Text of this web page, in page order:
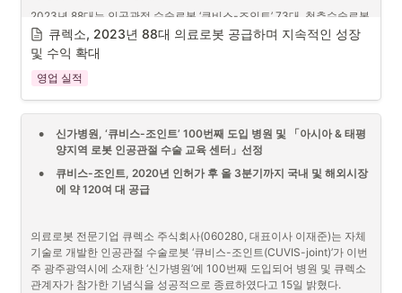
2023년 88대는 인공관절 수술로봇 ‘큐비스-조인트’ 73대, 척추수술로봇
‘큐비스-스파인’ 3대, 보행재활로봇 ‘모닝워크’ 8대 및 상지재활로봇 ‘인모
션’ 4대이다.
큐렉소, 2023년 88대 의료로봇 공급하며 지속적인 성장
및 수익 확대
영업 실적
•
신가병원, ‘큐비스-조인트’ 100번째 도입 병원 및 「아시아 & 태평
양지역 로봇 인공관절 수술 교육 센터」선정
•
큐비스-조인트, 2020년 인허가 후 올 3분기까지 국내 및 해외시장
에 약 120여 대 공급
의료로봇 전문기업 큐렉소 주식회사(060280, 대표이사 이재준)는 자체
기술로 개발한 인공관절 수술로봇 ‘큐비스-조인트(CUVIS-joint)’가 이번
주 광주광역시에 소재한 ‘신가병원’에 100번째 도입되어 병원 및 큐렉소
관계자가 참가한 기념식을 성공적으로 종료하였다고 15일 밝혔다.